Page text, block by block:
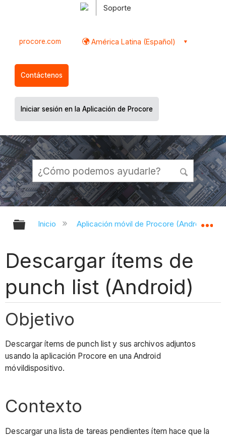
Soporte
procore.com América Latina (Español)
Contáctenos
Iniciar sesión en la Aplicación de Procore
Expandir/contraer jerarquía global
Inicio Aplicación móvil de Procore (Android)
Descargar ítems de
punch list (Android)
Objetivo
Descargar ítems de punch list y sus archivos adjuntos
usando la aplicación Procore en una Android
móvildispositivo.
Contexto
Descargar una lista de tareas pendientes ítem hace que la